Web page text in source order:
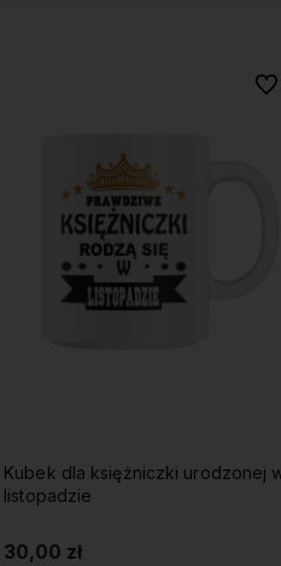
Kubek dla księżniczki urodzonej
listopadzie
30,00 zł
Do
Do